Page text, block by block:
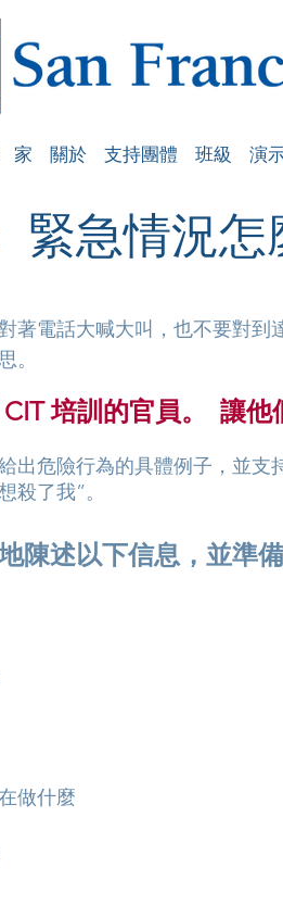
家 關於 支持團體 班級 演
緊急情況怎
電話大喊大叫，也不要對到
。
培訓的官員。 讓他
出危險行為的具體例子，並
殺了我”。
陳述以下信息，並準
做什麼